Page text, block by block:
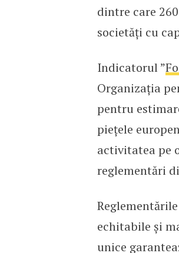
dintre care
societăţi cu
Indicatorul ”
Organizația
pentru
piețele
activitatea pe
reglementări
echitabile și
unice